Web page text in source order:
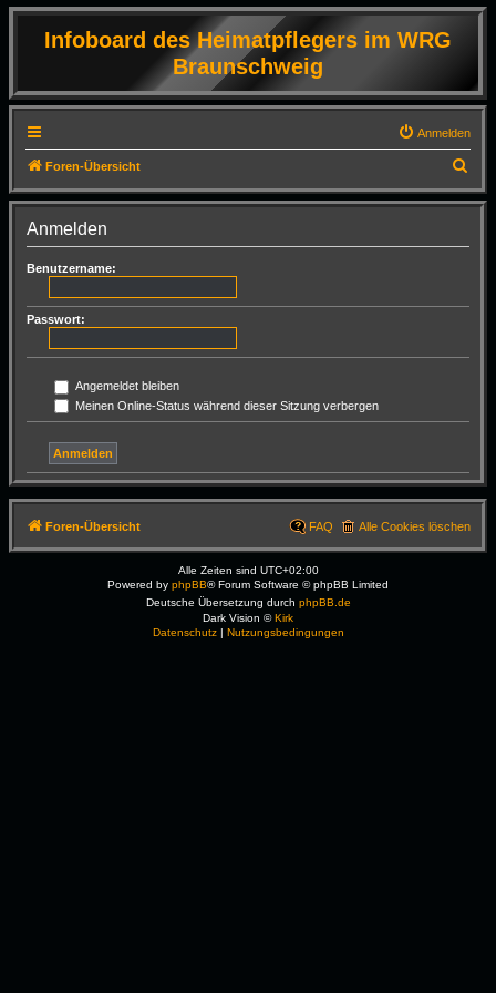
Infoboard des Heimatpflegers im WRG
Braunschweig
Anmelden
Foren-Übersicht
u
Anmelden
Benutzername:
Passwort:
Angemeldet bleiben
Meinen Online-Status während dieser Sitzung verbergen
Foren-Übersicht Alle Cookies löschen
FAQ
Alle Zeiten sind UTC+02:00
Powered by phpBB® Forum Software © phpBB Limited
Deutsche Übersetzung durch phpBB.de
Dark Vision ©Kirk
Datenschutz| Nutzungsbedingungen